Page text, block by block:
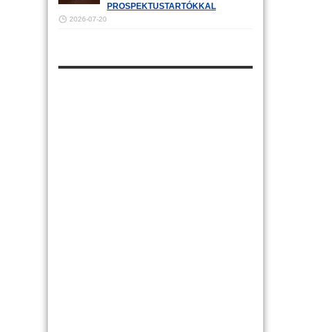
PROSPEKTUSTARTÓKKAL
2026-07-20